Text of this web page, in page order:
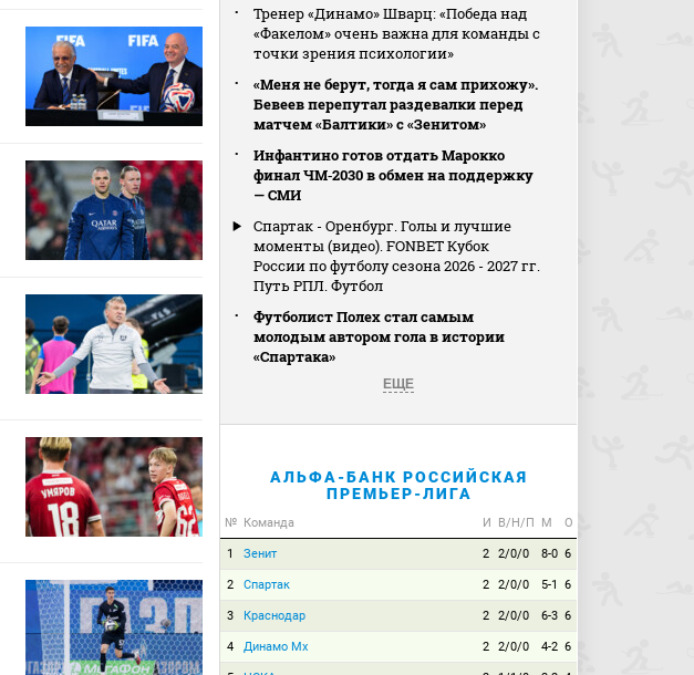
Тренер «Динамо» Шварц: «Победа над
«Факелом» очень важна для команды с
точки зрения психологии»
«Меня не берут, тогда я сам прихожу».
Бевеев перепутал раздевалки перед
матчем «Балтики» с «Зенитом»
Инфантино готов отдать Марокко
финал ЧМ‑2030 в обмен на поддержку
— СМИ
Спартак - Оренбург. Голы и лучшие
моменты (видео). FONBET Кубок
России по футболу сезона 2026 - 2027 гг.
Путь РПЛ. Футбол
Футболист Полех стал самым
молодым автором гола в истории
«Спартака»
ЕЩЕ
АЛЬФА-БАНК РОССИЙСКАЯ
ПРЕМЬЕР-ЛИГА
№ Команда И В/Н/П М О
1 Зенит 2 2/0/0 8-0 6
2 Спартак 2 2/0/0 5-1 6
3 Краснодар 2 2/0/0 6-3 6
4 Динамо Мх 2 2/0/0 4-2 6